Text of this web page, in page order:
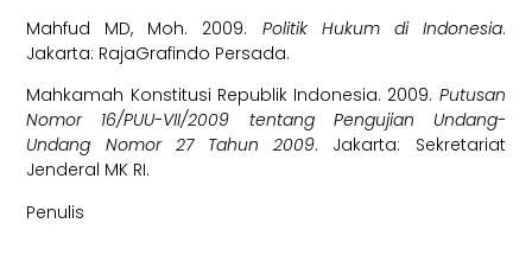
Mahfud MD, Moh. 2009. Politik Hukum di Indonesia.
Jakarta: RajaGrafindo Persada.
Mahkamah Konstitusi Republik Indonesia. 2009. Putusan
Nomor 16/PUU-VII/2009 tentang Pengujian Undang-
Undang Nomor 27 Tahun 2009. Jakarta: Sekretariat
Jenderal MK RI.
Penulis